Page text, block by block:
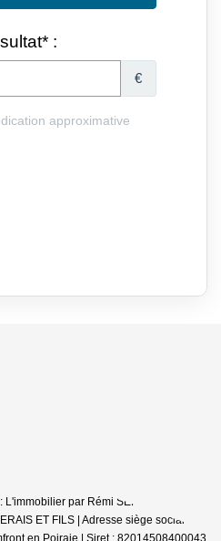
par Rémi SERAIS -
ET FILS | Adresse siège social : 6
en Poiraie | Siret : 82014508400043